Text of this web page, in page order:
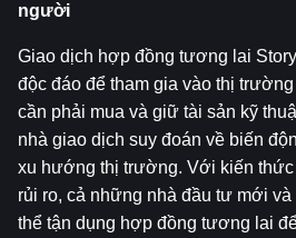
người
Giao dịch hợp đồng tương lai
độc đáo để tham gia vào thị
cần phải mua và giữ tài sản kỹ
nhà giao dịch suy đoán về biến
xu hướng thị trường. Với kiến thức
rủi ro, cả những nhà đầu tư mới
thể tận dụng hợp đồng tương lai